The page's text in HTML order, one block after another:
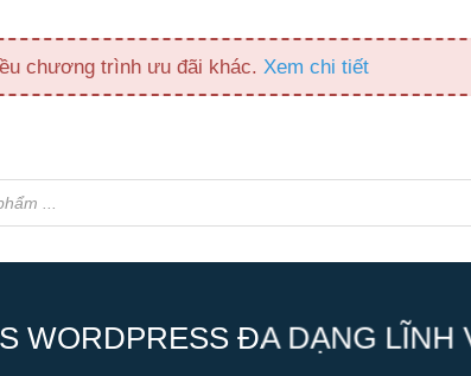
chương trình ưu đãi khác. Xem chi tiết
WORDPRESS ĐA DẠNG LĨNH